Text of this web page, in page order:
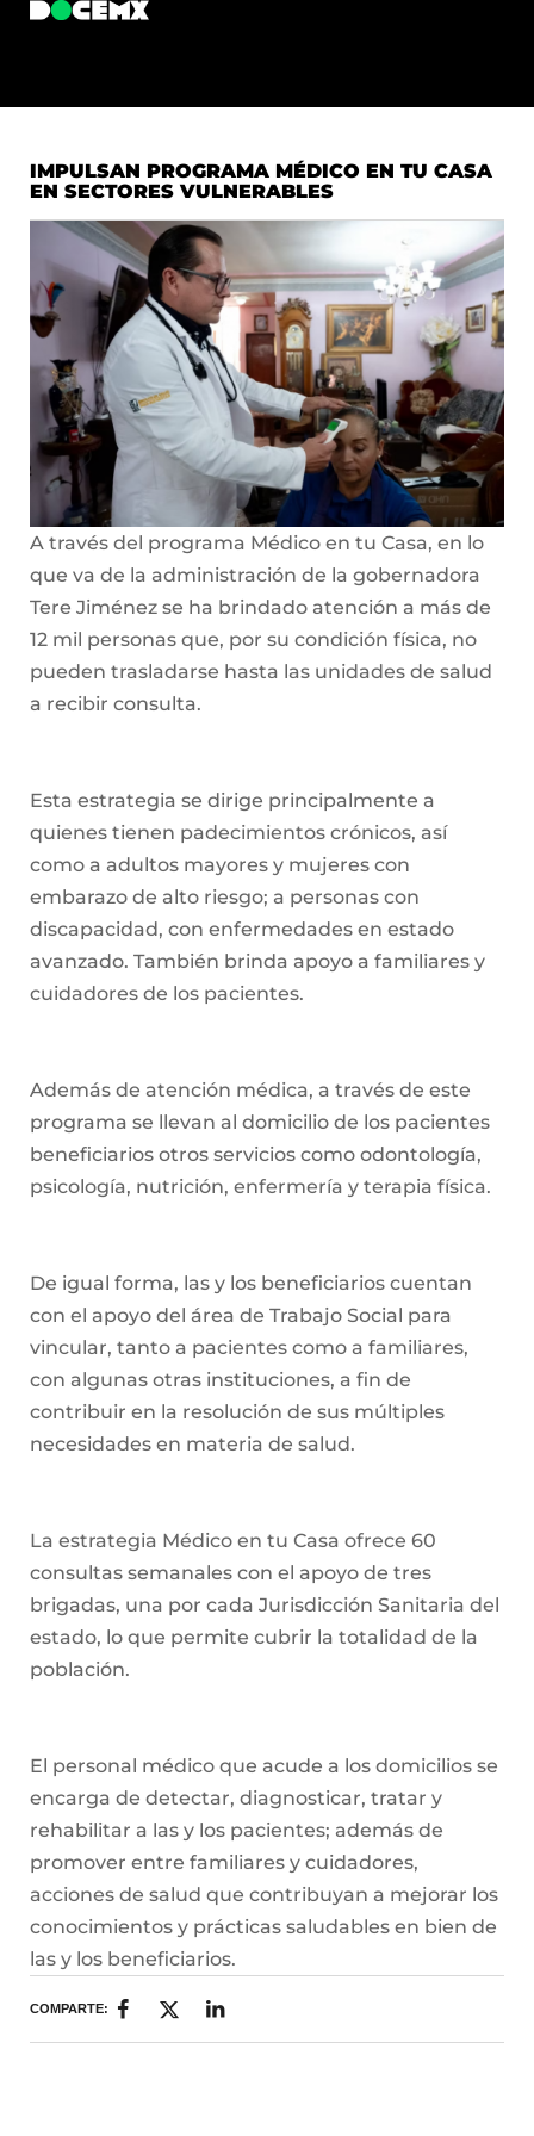
IMPULSAN PROGRAMA MÉDICO EN TU CASA
EN SECTORES VULNERABLES
A través del programa Médico en tu Casa, en lo
que va de la administración de la gobernadora
Tere Jiménez se ha brindado atención a más de
12 mil personas que, por su condición física, no
pueden trasladarse hasta las unidades de salud
a recibir consulta.
Esta estrategia se dirige principalmente a
quienes tienen padecimientos crónicos, así
como a adultos mayores y mujeres con
embarazo de alto riesgo; a personas con
discapacidad, con enfermedades en estado
avanzado. También brinda apoyo a familiares y
cuidadores de los pacientes.
Además de atención médica, a través de este
programa se llevan al domicilio de los pacientes
beneficiarios otros servicios como odontología,
psicología, nutrición, enfermería y terapia física.
De igual forma, las y los beneficiarios cuentan
con el apoyo del área de Trabajo Social para
vincular, tanto a pacientes como a familiares,
con algunas otras instituciones, a fin de
contribuir en la resolución de sus múltiples
necesidades en materia de salud.
La estrategia Médico en tu Casa ofrece 60
consultas semanales con el apoyo de tres
brigadas, una por cada Jurisdicción Sanitaria del
estado, lo que permite cubrir la totalidad de la
población.
El personal médico que acude a los domicilios se
encarga de detectar, diagnosticar, tratar y
rehabilitar a las y los pacientes; además de
promover entre familiares y cuidadores,
acciones de salud que contribuyan a mejorar los
conocimientos y prácticas saludables en bien de
las y los beneficiarios.
COMPARTE: